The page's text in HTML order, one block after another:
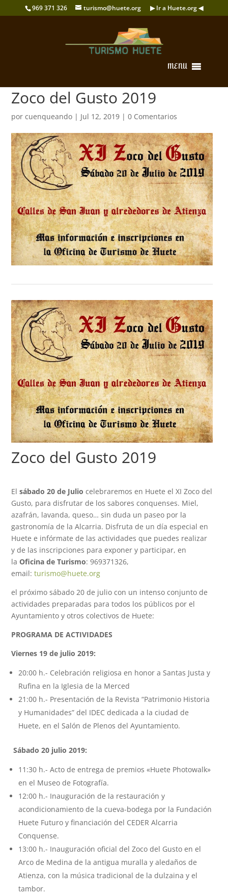
969 371 326 turismo@huete.org ▶ Ir a Huete.org ◀
MENU
Zoco del Gusto 2019
porcuenqueando | Jul 12, 2019 |0 Comentarios
Zoco del Gusto 2019
Elsábado 20 de Julio celebraremos en Huete el XI Zoco del
Gusto, para disfrutar de los sabores conquenses. Miel,
azafrán, lavanda, queso… sin duda un paseo por la
gastronomía de la Alcarria. Disfruta de un día especial en
Huete e infórmate de las actividades que puedes realizar
y de las inscripciones para exponer y participar, en
laOficina de Turismo: 969371326,
email:turismo@huete.org
el próximo sábado 20 de julio con un intenso conjunto de
actividades preparadas para todos los públicos por el
Ayuntamiento y otros colectivos de Huete:
PROGRAMA DE ACTIVIDADES
Viernes 19 de julio 2019:
20:00 h.- Celebración religiosa en honor a Santas Justa y
Rufina en la Iglesia de la Merced
21:00 h.- Presentación de la Revista “Patrimonio Historia
y Humanidades” del IDEC dedicada a la ciudad de
Huete, en el Salón de Plenos del Ayuntamiento.
Sábado 20 julio 2019:
11:30 h.- Acto de entrega de premios «Huete Photowalk»
en el Museo de Fotografía.
12:00 h.- Inauguración de la restauración y
acondicionamiento de la cueva-bodega por la Fundación
Huete Futuro y financiación del CEDER Alcarria
Conquense.
13:00 h.- Inauguración oficial del Zoco del Gusto en el
Arco de Medina de la antigua muralla y aledaños de
Atienza, con la música tradicional de la dulzaina y el
tambor.